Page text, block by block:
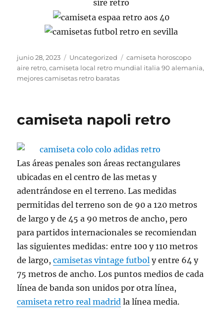
Publicado
el
junio 28, 2023 Categorías
Uncategorized Etiquetas
camiseta horoscopo
aire retro,camiseta local retro mundial italia 90 alemania,
mejores camisetas retro baratas
camiseta napoli retro
Las áreas penales son áreas rectangulares
ubicadas en el centro de las metas y
adentrándose en el terreno. Las medidas
permitidas del terreno son de 90 a 120 metros
de largo y de 45 a 90 metros de ancho, pero
para partidos internacionales se recomiendan
las siguientes medidas: entre 100 y 110 metros
de largo,camisetas vintage futbol y entre 64 y
75 metros de ancho. Los puntos medios de cada
línea de banda son unidos por otra línea,
camiseta retro real madrid la línea media.